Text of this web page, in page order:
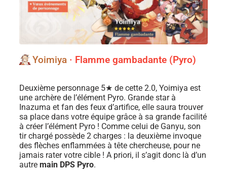
Yoimiya · Flamme gambadante (Pyro)
Deuxième personnage 5★ de cette 2.0, Yoimiya est
une archère de l’élément Pyro. Grande star à
Inazuma et fan des feux d’artifice, elle saura trouver
sa place dans votre équipe grâce à sa grande facilité
à créer l’élément Pyro ! Comme celui de Ganyu, son
tir chargé possède 2 charges : la deuxième invoque
des flèches enflammées à tête chercheuse, pour ne
jamais rater votre cible ! A priori, il s’agit donc là d’un
autre main DPS Pyro.